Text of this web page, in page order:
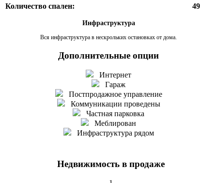
Количество спален:
49
Инфраструктура
Вся инфраструктура в нескрольких остановках от дома.
Дополнительные опции
Интернет
Гараж
Постпродажное управление
Коммуникации проведены
Частная парковка
Меблирован
Инфраструктура рядом
Недвижимость в продаже